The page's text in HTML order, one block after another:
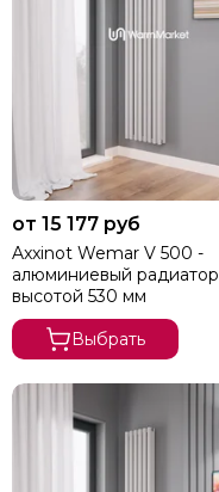
от 15 177 руб
Axxinot Wemar V 500 -
алюминиевый радиатор
высотой 530 мм
Выбрать